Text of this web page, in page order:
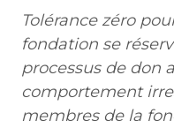
Tolérance zéro
fondation se
processus de don
comportement
membres de la